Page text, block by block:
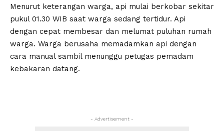
Menurut keterangan warga, api mulai berkobar sekitar
pukul 01.30 WIB saat warga sedang tertidur. Api
dengan cepat membesar dan melumat puluhan rumah
warga. Warga berusaha memadamkan api dengan
cara manual sambil menunggu petugas pemadam
kebakaran datang.
- Advertisement -